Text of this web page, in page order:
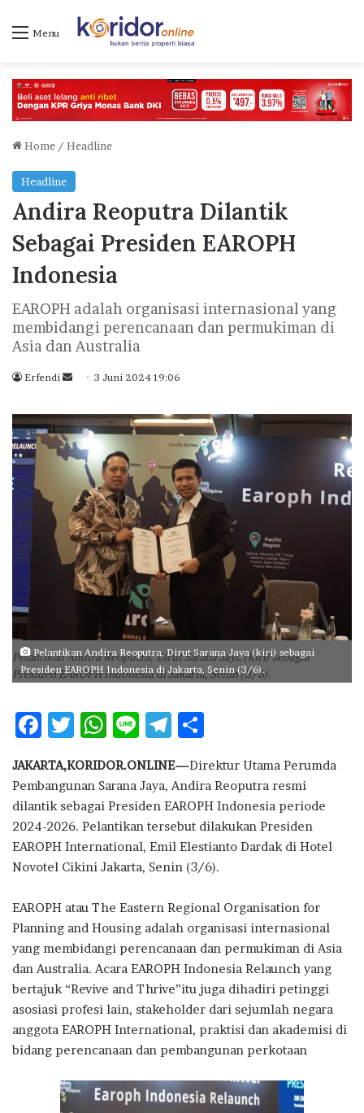
Menu
Home / Headline
Headline
Andira Reoputra Dilantik
Sebagai Presiden EAROPH
Indonesia
EAROPH adalah organisasi internasional yang
membidangi perencanaan dan permukiman di
Asia dan Australia
Erfendi
n
d
a
n
e
m
a
3 Juni 2024 19:06
Pelantikan Andira Reoputra, Dirut Sarana Jaya (kiri) sebagai
Presiden EAROPH Indonesia di Jakarta, Senin (3/6).
Pelantikan Andira Reoputra, Dirut Sarana Jaya (kiri) sebagai
Presiden EAROPH Indonesia di Jakarta, Senin (3/6).
F
e
b
o
o
k
T
it
te
r
W
at
s
A
p
p
Li
e
T
e
g
ra
m
ar
e
JAKARTA,KORIDOR.ONLINE—Direktur Utama Perumda
Pembangunan Sarana Jaya, Andira Reoputra resmi
dilantik sebagai Presiden EAROPH Indonesia periode
2024-2026. Pelantikan tersebut dilakukan Presiden
EAROPH International, Emil Elestianto Dardak di Hotel
Novotel Cikini Jakarta, Senin (3/6).
EAROPH atau The Eastern Regional Organisation for
Planning and Housing adalah organisasi internasional
yang membidangi perencanaan dan permukiman di Asia
dan Australia. Acara EAROPH Indonesia Relaunch yang
bertajuk “Revive and Thrive”itu juga dihadiri petinggi
asosiasi profesi lain, stakeholder dari sejumlah negara
anggota EAROPH International, praktisi dan akademisi di
bidang perencanaan dan pembangunan perkotaan